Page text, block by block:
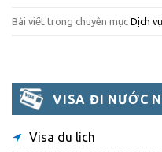
Bài viết trong chuyên mục Dịch vụ
VISA ĐI NƯỚC
Visa du lịch